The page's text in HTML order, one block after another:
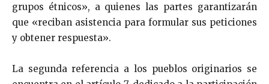
grupos étnicos», a quienes las partes garantizarán
que «reciban asistencia para formular sus peticiones
y obtener respuesta».
La segunda referencia a los pueblos originarios se